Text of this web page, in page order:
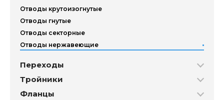
Отводы крутоизогнутые
Отводы гнутые
Отводы секторные
Отводы нержавеющие
Переходы
Тройники
Фланцы